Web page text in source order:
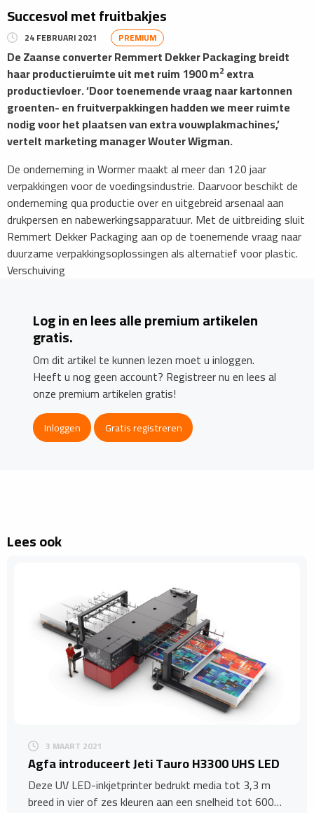
Succesvol met fruitbakjes
24 FEBRUARI 2021 PREMIUM
De Zaanse converter Remmert Dekker Packaging breidt
haar productieruimte uit met ruim 1900 m2 extra
productievloer. ‘Door toenemende vraag naar kartonnen
groenten- en fruitverpakkingen hadden we meer ruimte
nodig voor het plaatsen van extra vouwplakmachines,’
vertelt marketing manager Wouter Wigman.
De onderneming in Wormer maakt al meer dan 120 jaar
verpakkingen voor de voedingsindustrie. Daarvoor beschikt de
onderneming qua productie over en uitgebreid arsenaal aan
drukpersen en nabewerkingsapparatuur. Met de uitbreiding sluit
Remmert Dekker Packaging aan op de toenemende vraag naar
duurzame verpakkingsoplossingen als alternatief voor plastic.
Verschuiving
Log in en lees alle premium artikelen
gratis.
Om dit artikel te kunnen lezen moet u inloggen.
Heeft u nog geen account? Registreer nu en lees al
onze premium artikelen gratis!
Inloggen Gratis registreren
Lees ook
3 MAART 2021
Agfa introduceert Jeti Tauro H3300 UHS LED
Deze UV LED-inkjetprinter bedrukt media tot 3,3 m
breed in vier of zes kleuren aan een snelheid tot 600…